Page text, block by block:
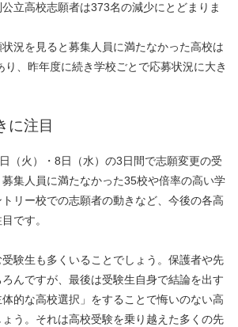
立高校志願者は373名の減少にとどまりま
況を見ると募集人員に満たなかった高校は
、昨年度に続き学校ごとで応募状況に大き
に注目
（火）・8日（水）の3日間で志願変更の受
集人員に満たなかった35校や倍率の高い学
リー校での志願者の動きなど、今後の各高
です。
験生も多くいることでしょう。保護者や先
んですが、最後は受験生自身で結論を出す
的な高校選択」をすることで悔いのない高
う。それは高校受験を乗り越えた多くの先